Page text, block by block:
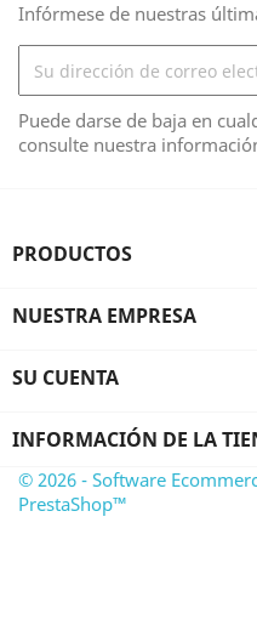
Infórmese de nuestras
Puede darse de baja en
consulte nuestra
PRODUCTOS
NUESTRA EMPRESA
SU CUENTA
INFORMACIÓN DE LA
© 2026 - Software
PrestaShop™